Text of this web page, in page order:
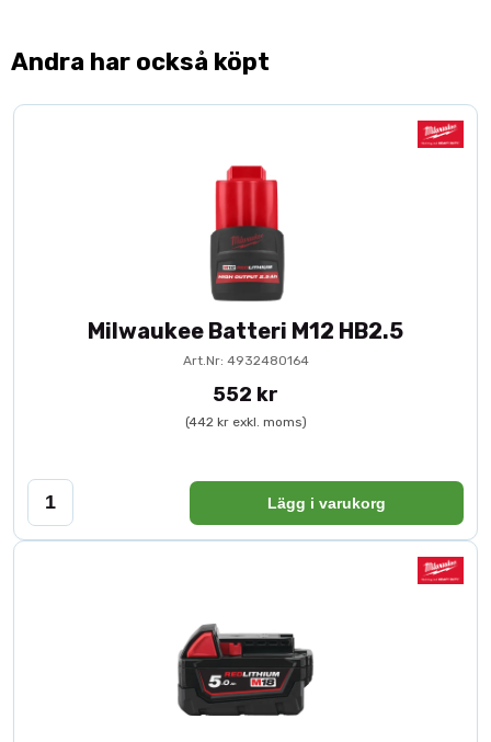
Andra har också köpt
Milwaukee Batteri M12 HB2.5
Art.Nr: 4932480164
552 kr
(442 kr exkl. moms)
Lägg i varukorg